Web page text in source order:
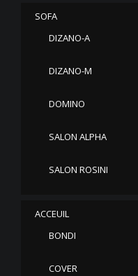
SOFA
DIZANO-A
DIZANO-M
DOMINO
SALON ALPHA
SALON ROSINI
ACCEUIL
BONDI
COVER